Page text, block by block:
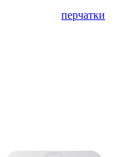
перчатки